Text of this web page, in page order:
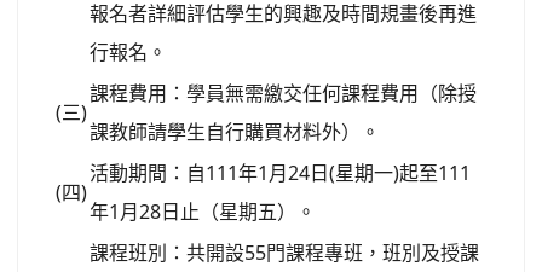
報名者詳細評估學生的興趣及時間規畫後再進
行報名。
(三)
課程費用：學員無需繳交任何課程費用（除授
課教師請學生自行購買材料外）。
(四)
活動期間：自111年1月24日(星期一)起至111
年1月28日止（星期五）。
課程班別：共開設55門課程專班，班別及授課